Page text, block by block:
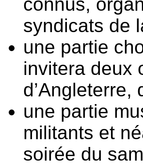
syndicats de
une partie
invitera deux
d’Angleterre,
une partie
militants et
soirée du